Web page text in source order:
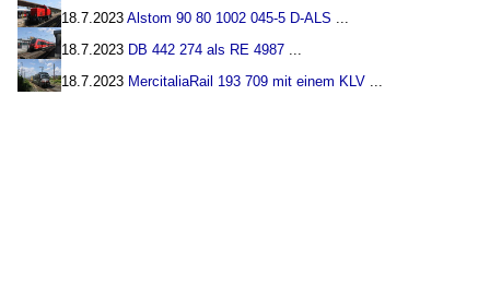
18.7.2023 Alstom 90 80 1002 045-5 D-ALS ...
18.7.2023 DB 442 274 als RE 4987 ...
18.7.2023 MercitaliaRail 193 709 mit einem KLV ...